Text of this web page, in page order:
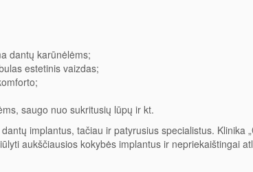
dantų karūnėlėms;
estetinis vaizdas;
saugo nuo sukritusių lūpų ir kt.
implantus, tačiau ir patyrusius specialistus. Klinika
aukščiausios kokybės implantus ir nepriekaištingai